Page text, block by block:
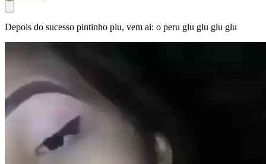
Depois do sucesso pintinho piu, vem ai: o peru glu glu glu glu